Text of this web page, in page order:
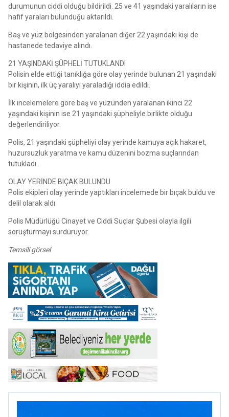
durumunun ciddi olduğu bildirildi. 25 ve 41 yaşındaki yaralıların ise
hafif yaraları bulunduğu aktarıldı.
Baş ve yüz bölgesinden yaralanan diğer 22 yaşındaki kişi de
hastanede tedaviye alındı.
21 YAŞINDAKİ ŞÜPHELİ TUTUKLANDI
Polisin elde ettiği tanıklığa göre olay yerinde bulunan 21 yaşındaki
bir kişinin, ilk üç yaralıyı yaraladığı iddia edildi.
İlk incelemelere göre baş ve yüzünden yaralanan ikinci 22
yaşındaki kişinin ise 21 yaşındaki şüpheliyle birlikte olduğu
değerlendiriliyor.
Polis, 21 yaşındaki şüpheliyi olay yerinde kamuya açık hakaret,
huzursuzluk yaratma ve kamu düzenini bozma suçlarından
tutukladı.
OLAY YERİNDE BIÇAK BULUNDU
Polis ekipleri olay yerinde yaptıkları incelemede bir bıçak buldu ve
delil olarak aldı.
Polis Müdürlüğü Cinayet ve Ciddi Suçlar Şubesi olayla ilgili
soruşturmayı sürdürüyor.
Temsili görsel